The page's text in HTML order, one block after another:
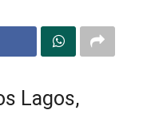
Lagos,